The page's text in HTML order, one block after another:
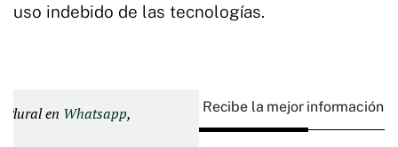
uso indebido de las tecnologías.
Plural en Whatsapp, Recibe la mejor información